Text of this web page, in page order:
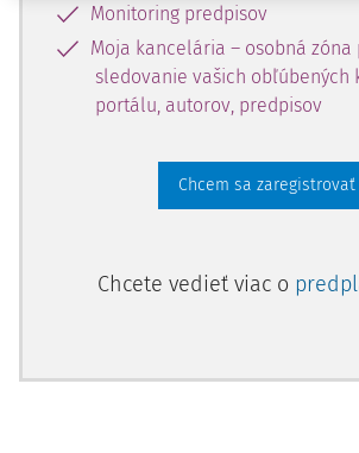
Monitoring predpisov
Moja kancelária – osobná zóna
sledovanie vašich obľúbených
portálu, autorov, predpisov
Chcem sa zaregistrovať
Chcete vedieť viac o